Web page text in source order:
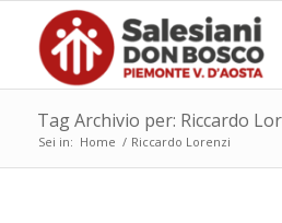
Tag Archivio per: Riccardo
Sei in: Home / Riccardo Lorenzi